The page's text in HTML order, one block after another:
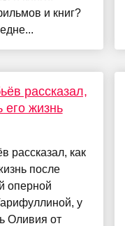
и книг?
рассказал,
его жизнь
рассказал, как
после
оперной
у
Оливия от